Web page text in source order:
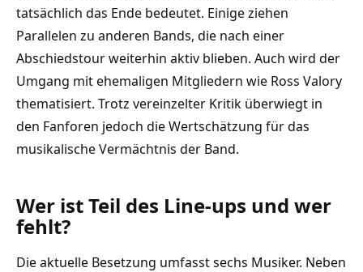
tatsächlich das Ende bedeutet. Einige ziehen
Parallelen zu anderen Bands, die nach einer
Abschiedstour weiterhin aktiv blieben. Auch wird der
Umgang mit ehemaligen Mitgliedern wie Ross Valory
thematisiert. Trotz vereinzelter Kritik überwiegt in
den Fanforen jedoch die Wertschätzung für das
musikalische Vermächtnis der Band.
Wer ist Teil des Line-ups und wer
fehlt?
Die aktuelle Besetzung umfasst sechs Musiker. Neben